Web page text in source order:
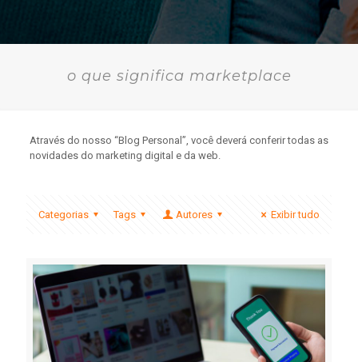
o que significa marketplace
Através do nosso “Blog Personal”, você deverá conferir todas as
novidades do marketing digital e da web.
Categorias Tags Autores Exibir tudo